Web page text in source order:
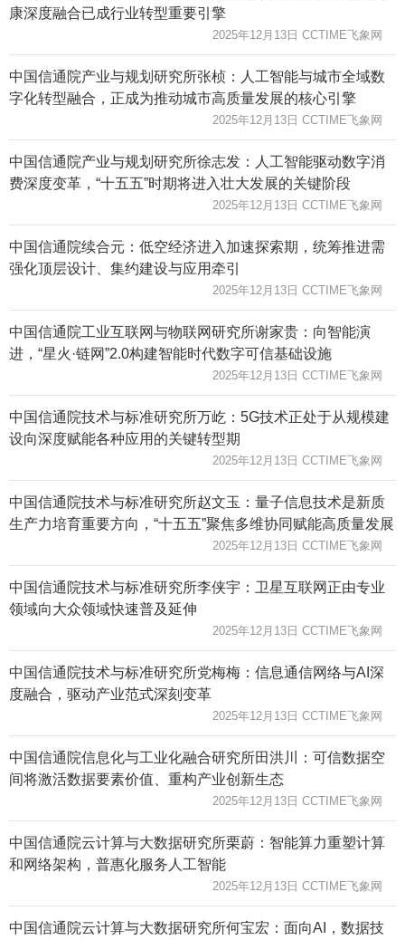
康深度融合已成行业转型重要引擎
2025年12月13日 CCTIME飞象网
中国信通院产业与规划研究所张桢：人工智能与城市全域数
字化转型融合，正成为推动城市高质量发展的核心引擎
2025年12月13日 CCTIME飞象网
中国信通院产业与规划研究所徐志发：人工智能驱动数字消
费深度变革，“十五五”时期将进入壮大发展的关键阶段
2025年12月13日 CCTIME飞象网
中国信通院续合元：低空经济进入加速探索期，统筹推进需
强化顶层设计、集约建设与应用牵引
2025年12月13日 CCTIME飞象网
中国信通院工业互联网与物联网研究所谢家贵：向智能演
进，“星火·链网”2.0构建智能时代数字可信基础设施
2025年12月13日 CCTIME飞象网
中国信通院技术与标准研究所万屹：5G技术正处于从规模建
设向深度赋能各种应用的关键转型期
2025年12月13日 CCTIME飞象网
中国信通院技术与标准研究所赵文玉：量子信息技术是新质
生产力培育重要方向，“十五五”聚焦多维协同赋能高质量发展
2025年12月13日 CCTIME飞象网
中国信通院技术与标准研究所李侠宇：卫星互联网正由专业
领域向大众领域快速普及延伸
2025年12月13日 CCTIME飞象网
中国信通院技术与标准研究所党梅梅：信息通信网络与AI深
度融合，驱动产业范式深刻变革
2025年12月13日 CCTIME飞象网
中国信通院信息化与工业化融合研究所田洪川：可信数据空
间将激活数据要素价值、重构产业创新生态
2025年12月13日 CCTIME飞象网
中国信通院云计算与大数据研究所栗蔚：智能算力重塑计算
和网络架构，普惠化服务人工智能
2025年12月13日 CCTIME飞象网
中国信通院云计算与大数据研究所何宝宏：面向AI，数据技